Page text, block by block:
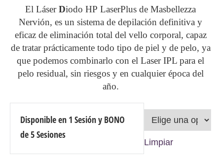
El Láser Diodo HP LaserPlus de Masbellezza
Nervión, es un sistema de depilación definitiva y
eficaz de eliminación total del vello corporal, capaz
de tratar prácticamente todo tipo de piel y de pelo, ya
que podemos combinarlo con el Laser IPL para el
pelo residual, sin riesgos y en cualquier época del
año.
Disponible en 1 Sesión y BONO
de 5 Sesiones
Limpiar